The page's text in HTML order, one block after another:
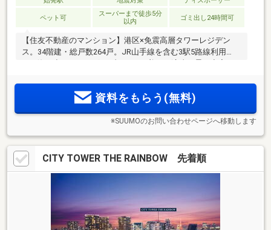
ペット可
スーパーまで徒歩5分
以内
ゴミ出し24時間可
【住友不動産のマンション】港区×免震高層タワーレジデン
ス。34階建・総戸数264戸。JR山手線を含む3駅5路線利用
資料をもらう(無料)
※SUUMOのお問い合わせページへ移動します
CITY TOWER THE RAINBOW 先着順